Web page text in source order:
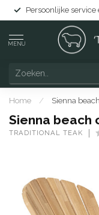
Persoonlijke
MENU
Home / Sienna
Sienna beach
TRADITIONAL TEAK